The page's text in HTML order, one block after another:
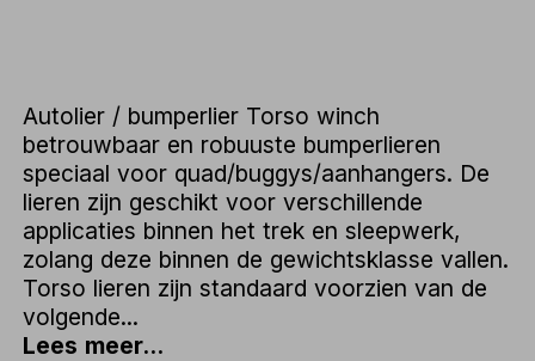
Autolier / bumperlier Torso winch
betrouwbaar en robuuste bumperlieren
speciaal voor quad/buggys/aanhangers. De
lieren zijn geschikt voor verschillende
applicaties binnen het trek en sleepwerk,
zolang deze binnen de gewichtsklasse vallen.
Torso lieren zijn standaard voorzien van de
volgende...
Lees meer...